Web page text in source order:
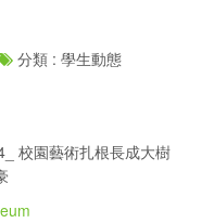
分類 : 學生動態
校園藝術扎根長成大樹